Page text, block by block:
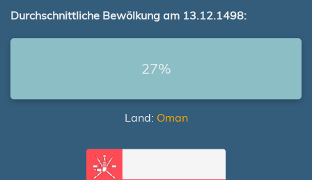
Durchschnittliche Bewölkung am 13.12.1498:
27%
Land: Oman